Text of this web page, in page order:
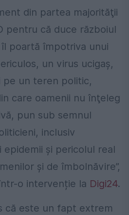
din partea majorităţii
pentru că duce războiul
poartă împotriva unui
un virus ucigaş,
pe un teren politic,
care oamenii nu înţeleg
pun sub semnul
inclusiv
şi pericolul real
şi de îmbolnăvire”,
o intervenție la Digi24.
că este un fapt extrem